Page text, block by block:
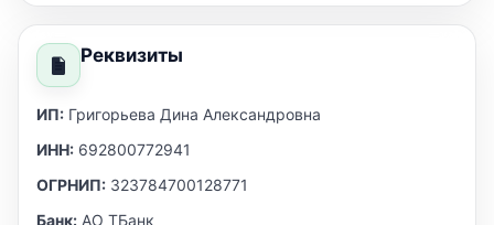
Реквизиты
ИП: Григорьева Дина Александровна
ИНН: 692800772941
ОГРНИП: 323784700128771
Банк: АО ТБанк